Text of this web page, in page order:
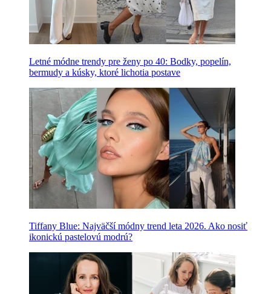
Letné módne trendy pre ženy po 40: Bodky, popelín,
bermudy a kúsky, ktoré lichotia postave
Tiffany Blue: Najväčší módny trend leta 2026. Ako nosiť
ikonickú pastelovú modrú?